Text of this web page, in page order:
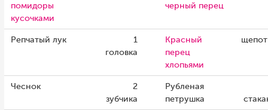
помидоры
кусочками
черный перец
Репчатый лук
1
головка
Красный
перец
хлопьями
Чеснок
2
зубчика
Рубленая
петрушка